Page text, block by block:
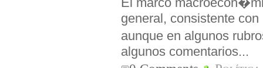
general, consistente
aunque en algunos
algunos comentarios...